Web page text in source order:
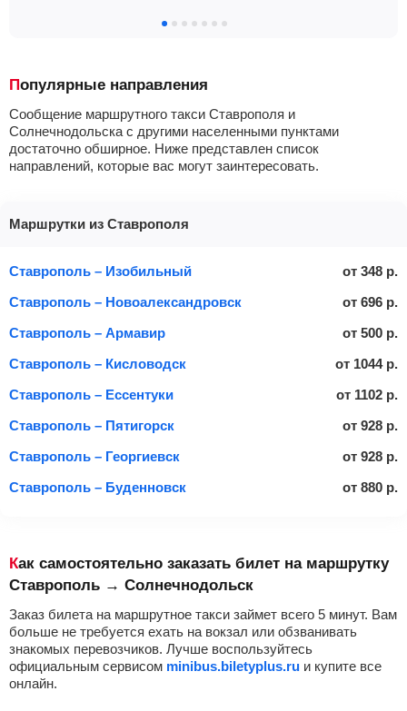
Популярные направления
Сообщение маршрутного такси Ставрополя и
Солнечнодольска с другими населенными пунктами
достаточно обширное. Ниже представлен список
направлений, которые вас могут заинтересовать.
Маршрутки из Ставрополя
Ставрополь – Изобильный от 348 р.
Ставрополь – Новоалександровск
от 696 р.
Ставрополь – Армавир
от 500 р.
Ставрополь – Кисловодск
от 1044 р.
Ставрополь – Ессентуки
от 1102 р.
Ставрополь – Пятигорск
от 928 р.
Ставрополь – Георгиевск
от 928 р.
Ставрополь – Буденновск
от 880 р.
Как самостоятельно заказать билет на маршрутку
Ставрополь → Солнечнодольск
Заказ билета на маршрутное такси займет всего 5 минут. Вам
больше не требуется ехать на вокзал или обзванивать
знакомых перевозчиков. Лучше воспользуйтесь
официальным сервисом minibus.biletyplus.ru и купите все
онлайн.